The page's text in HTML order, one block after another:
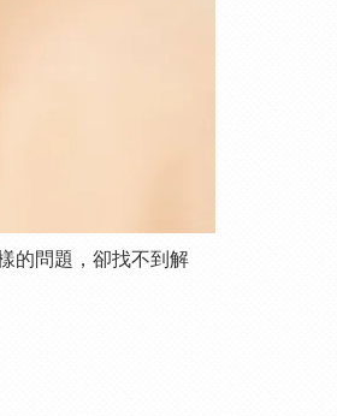
的問題，卻找不到解